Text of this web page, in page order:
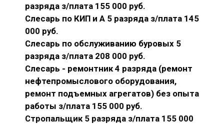
разряда з/плата 155 000 руб.
Слесарь по КИП и А 5 разряда з/плата 145
000 руб.
Слесарь по обслуживанию буровых 5
разряда з/плата 208 000 руб.
Слесарь - ремонтник 4 разряда (ремонт
нефтепромыслового оборудования,
ремонт подъемных агрегатов) без опыта
работы з/плата 155 000 руб.
Стропальщик 5 разряда з/плата 155 000